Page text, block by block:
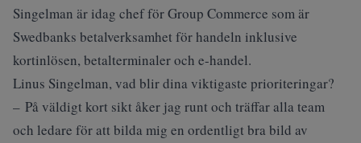
Singelman är idag chef för Group Commerce som är
Swedbanks betalverksamhet för handeln inklusive
kortinlösen, betalterminaler och e-handel.
Linus Singelman, vad blir dina viktigaste prioriteringar?
– På väldigt kort sikt åker jag runt och träffar alla team
och ledare för att bilda mig en ordentligt bra bild av